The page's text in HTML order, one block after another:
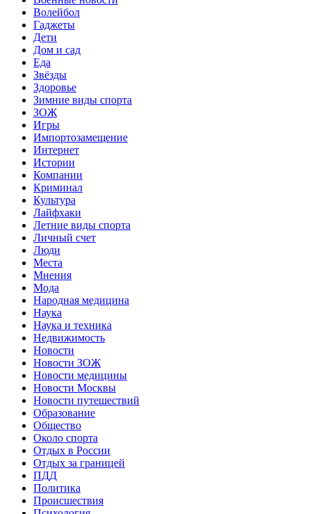
Волейбол
Гаджеты
Дети
Дом и сад
Еда
Звёзды
Здоровье
Зимние виды спорта
ЗОЖ
Игры
Импортозамещение
Интернет
Истории
Компании
Криминал
Культура
Лайфхаки
Летние виды спорта
Личный счет
Люди
Места
Мнения
Мода
Народная медицина
Наука
Наука и техника
Недвижимость
Новости
Новости ЗОЖ
Новости медицины
Новости Москвы
Новости путешествий
Образование
Общество
Около спорта
Отдых в России
Отдых за границей
ПДД
Политика
Происшествия